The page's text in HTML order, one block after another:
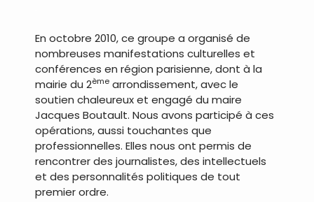
En octobre 2010, ce groupe a organisé de
nombreuses manifestations culturelles et
conférences en région parisienne, dont à la
mairie du 2ème arrondissement, avec le
soutien chaleureux et engagé du maire
Jacques Boutault. Nous avons participé à ces
opérations, aussi touchantes que
professionnelles. Elles nous ont permis de
rencontrer des journalistes, des intellectuels
et des personnalités politiques de tout
premier ordre.